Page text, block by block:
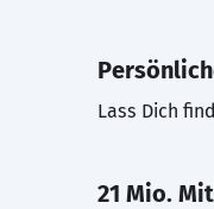
Lass Dich
21 Mio.